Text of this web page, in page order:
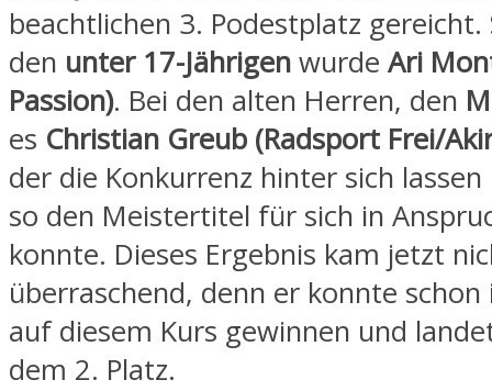
beachtlichen 3. Podestplatz gereicht.
den unter 17-Jährigen wurde Ari
Passion). Bei den alten Herren, den
es Christian Greub (Radsport Frei/
der die Konkurrenz hinter sich
so den Meistertitel für sich in
konnte. Dieses Ergebnis kam jetzt
überraschend, denn er konnte
auf diesem Kurs gewinnen und
dem 2. Platz.